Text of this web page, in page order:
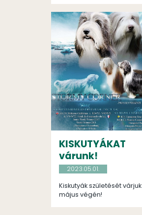
KISKUTYÁKAT
várunk!
2023.05.01.
Kiskutyák születését várjuk
május végén!